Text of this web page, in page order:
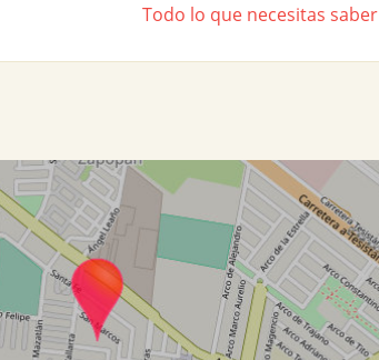
Todo lo que necesitas saber